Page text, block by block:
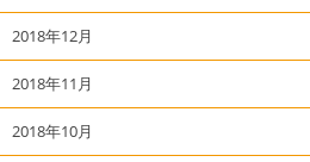
2018年12月
2018年11月
2018年10月